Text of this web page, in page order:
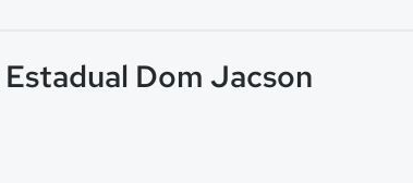
Dom Jacson